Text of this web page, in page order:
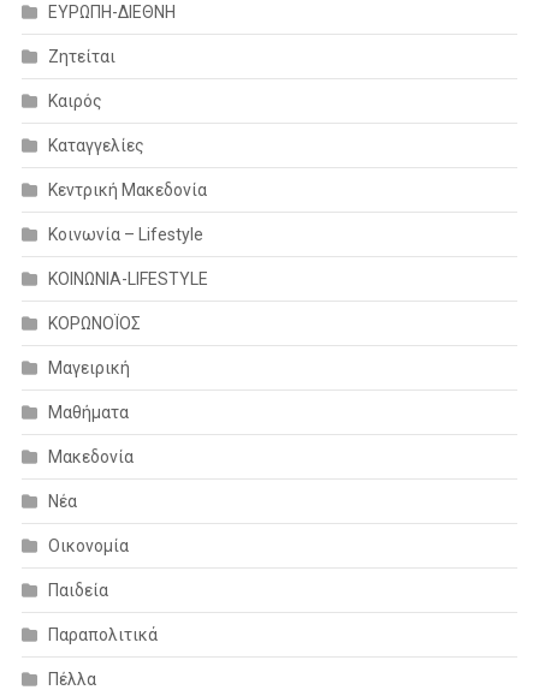
ΕΥΡΩΠΗ-ΔΙΕΘΝΗ
Ζητείται
Καιρός
Καταγγελίες
Κεντρική Μακεδονία
Κοινωνία – Lifestyle
ΚΟΙΝΩΝΙΑ-LIFESTYLE
ΚΟΡΩΝΟΪΟΣ
Μαγειρική
Μαθήματα
Μακεδονία
Νέα
Οικονομία
Παιδεία
Παραπολιτικά
Πέλλα